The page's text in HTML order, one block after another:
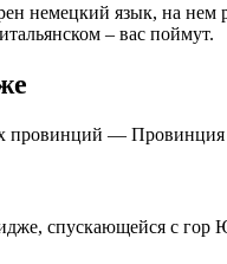
немецкий язык, на нем
– вас поймут.
провинций —
спускающейся с